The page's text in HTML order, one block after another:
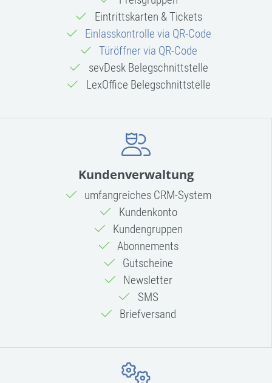
Eintrittskarten & Tickets
Einlasskontrolle via QR-Code
Türöffner via QR-Code
sevDesk Belegschnittstelle
LexOffice Belegschnittstelle
Kundenverwaltung
umfangreiches CRM-System
Kundenkonto
Kundengruppen
Abonnements
Gutscheine
Newsletter
SMS
Briefversand